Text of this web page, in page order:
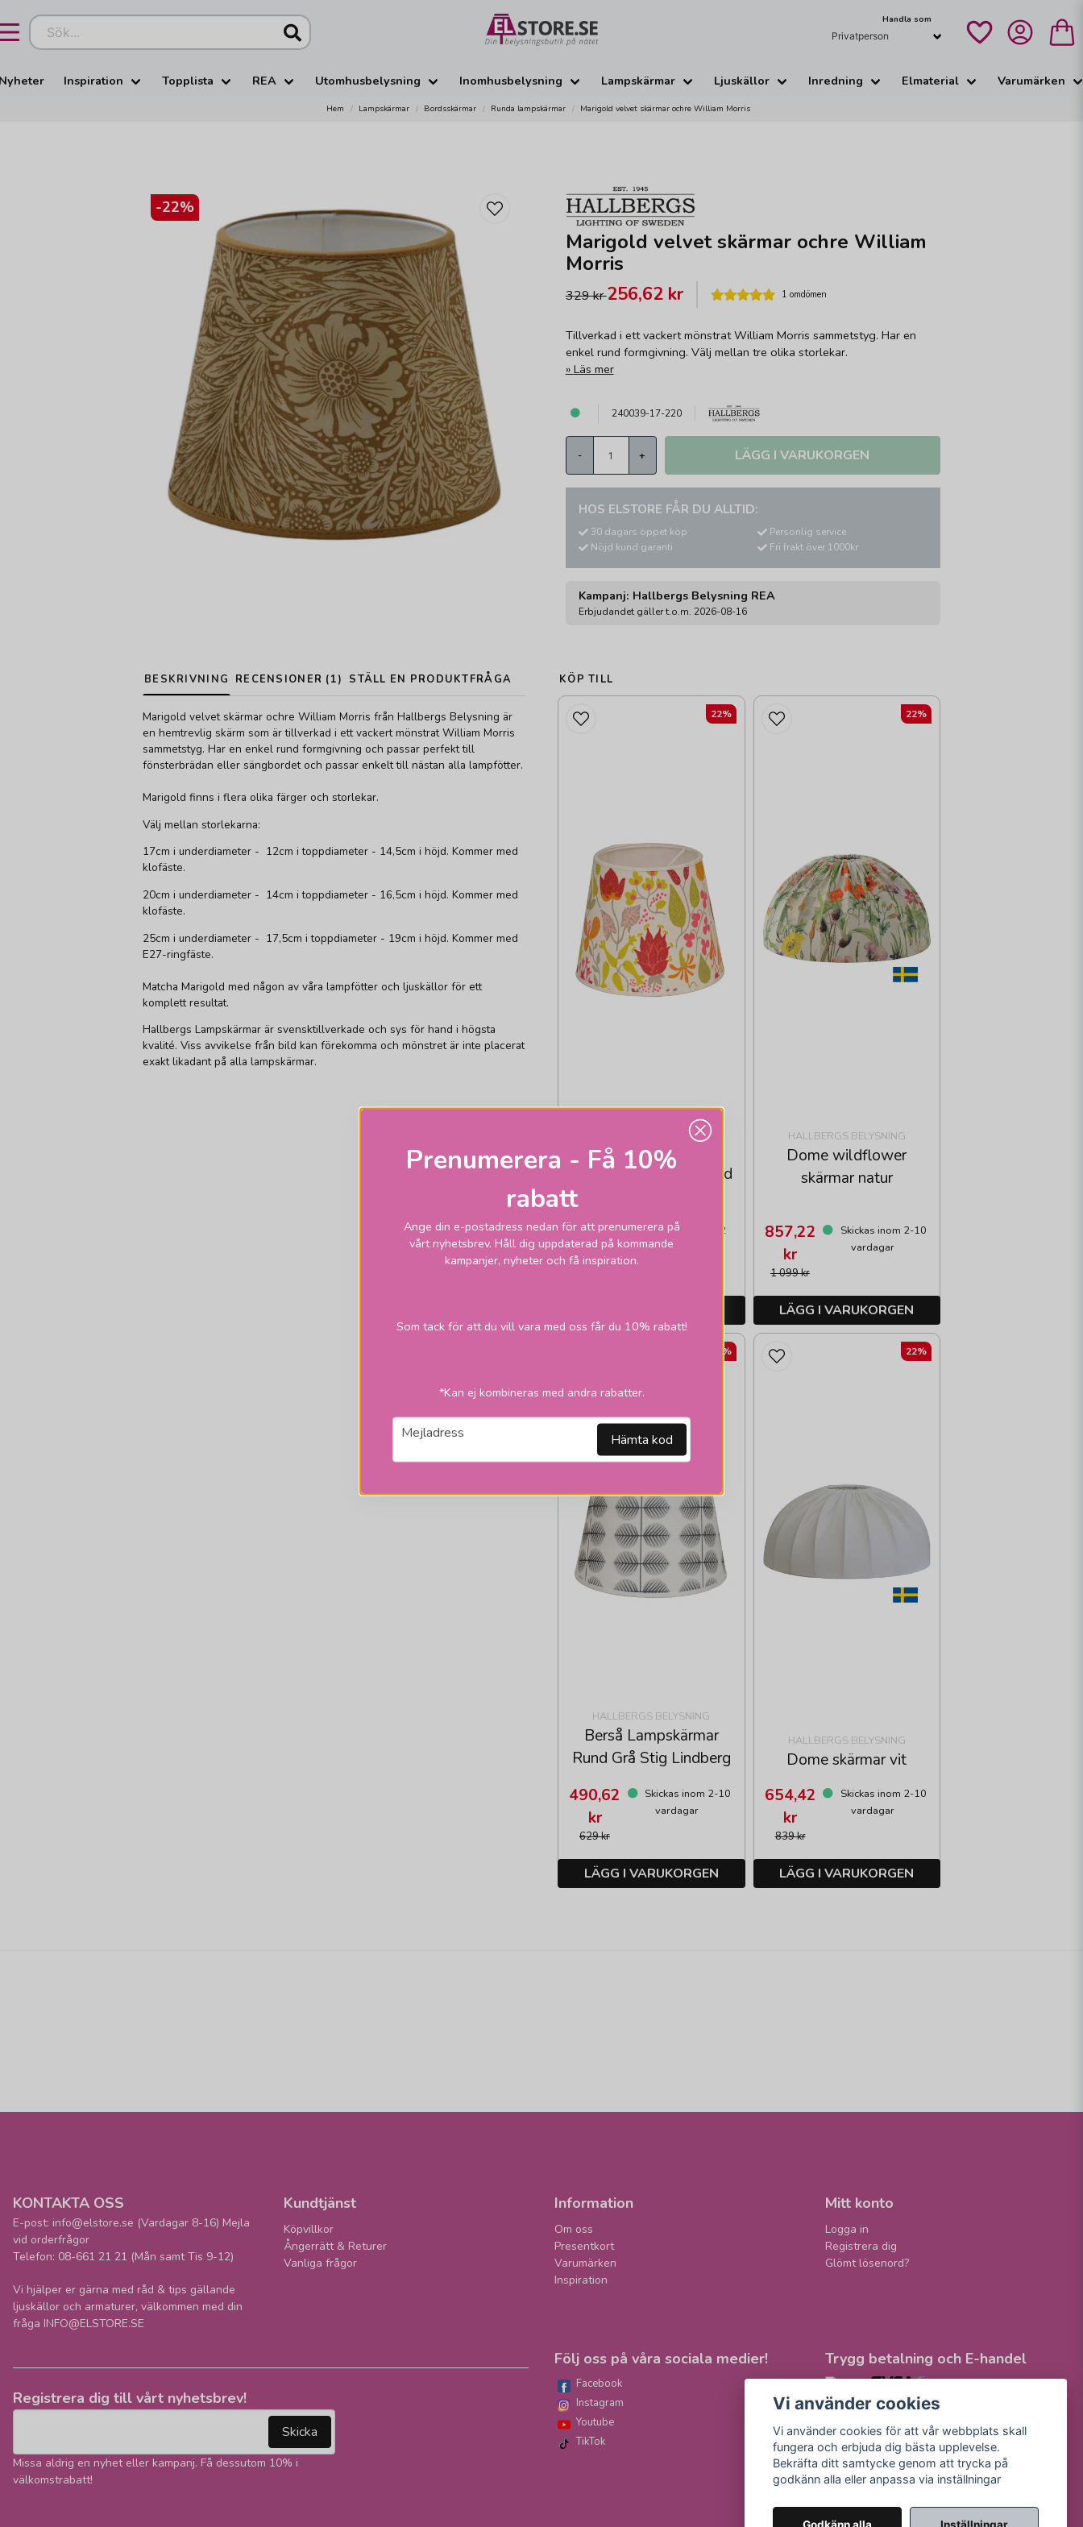
Sök... Handla som
Inspiration Topplista REA Utomhusbelysning Inomhusbelysning Lampskärmar Ljuskällor Inredning Elmaterial Varumärken
Hem Lampskärmar Bordsskärmar Runda lampskärmar Marigold velvet skärmar ochre William Morris
-22%
Marigold velvet skärmar ochre William
Morris
329 kr256,62 kr 1 omdömen
Tillverkad i ett vackert mönstrat William Morris sammetstyg. Har en
enkel rund formgivning. Välj mellan tre olika storlekar.
Läs mer
240039-17-220
- + LÄGG I VARUKORGEN
HOS ELSTORE FÅR DU ALLTID:
30 dagars öppet köp
Nöjd kund garanti
Personlig service
Fri frakt över 1000kr
Kampanj: Hallbergs Belysning REA
Erbjudandet gäller t.o.m. 2026-08-16
BESKRIVNING RECENSIONER (1) STÄLL EN PRODUKTFRÅGA
Marigold velvet skärmar ochre William Morris från Hallbergs Belysning är
en hemtrevlig skärm som är tillverkad i ett vackert mönstrat William Morris
sammetstyg. Har en enkel rund formgivning och passar perfekt till
fönsterbrädan eller sängbordet och passar enkelt till nästan alla lampfötter.
Marigold finns i flera olika färger och storlekar.
Välj mellan storlekarna:
17cm i underdiameter - 12cm i toppdiameter - 14,5cm i höjd. Kommer med
klofäste.
20cm i underdiameter - 14cm i toppdiameter - 16,5cm i höjd. Kommer med
klofäste.
25cm i underdiameter - 17,5cm i toppdiameter - 19cm i höjd. Kommer med
E27-ringfäste.
Matcha Marigold med någon av våra lampfötter och ljuskällor för ett
komplett resultat.
Hallbergs Lampskärmar är svensktillverkade och sys för hand i högsta
kvalité. Viss avvikelse från bild kan förekomma och mönstret är inte placerat
exakt likadant på alla lampskärmar.
KÖP TILL
HALLBERGS BELYSNING
Herbarium skärmar rund
386,1
kr
Skickas inom 1-2
vardagar
22%
HALLBERGS BELYSNING
Dome wildflower
skärmar natur
1 099 kr
857,22
kr
Skickas inom 2-10
vardagar
LÄGG I VARUKORGEN
22%
HALLBERGS BELYSNING
Berså Lampskärmar
Rund Grå Stig Lindberg
629 kr
490,62
kr
Skickas inom 2-10
vardagar
LÄGG I VARUKORGEN
22%
HALLBERGS BELYSNING
Dome skärmar vit
839 kr
654,42
kr
Skickas inom 2-10
vardagar
LÄGG I VARUKORGEN
22%
Prenumerera - Få 10%
rabatt
Ange din e-postadress nedan för att prenumerera på
vårt nyhetsbrev. Håll dig uppdaterad på kommande
kampanjer, nyheter och få inspiration.
Som tack för att du vill vara med oss får du 10% rabatt!
*Kan ej kombineras med andra rabatter.
email
Mejladress Hämta kod
KONTAKTA OSS
E-post: info@elstore.se (Vardagar 8-16) Mejla
vid orderfrågor
Telefon: 08-661 21 21 (Mån samt Tis 9-12)
Vi hjälper er gärna med råd & tips gällande
ljuskällor och armaturer, välkommen med din
fråga INFO@ELSTORE.SE
Kundtjänst
Köpvillkor
Ångerrätt & Returer
Vanliga frågor
Information
Om oss
Presentkort
Varumärken
Inspiration
Mitt konto
Logga in
Registrera dig
Glömt lösenord?
Registrera dig till vårt nyhetsbrev!
Skicka
Missa aldrig en nyhet eller kampanj. Få dessutom 10% i
välkomstrabatt!
Följ oss på våra sociala medier!
Facebook
Instagram
Youtube
TikTok
Trygg betalning och E-handel
Vi använder cookies
Vi använder cookies för att vår webbplats skall
fungera och erbjuda dig bästa upplevelse.
Bekräfta ditt samtycke genom att trycka på
godkänn alla eller anpassa via inställningar